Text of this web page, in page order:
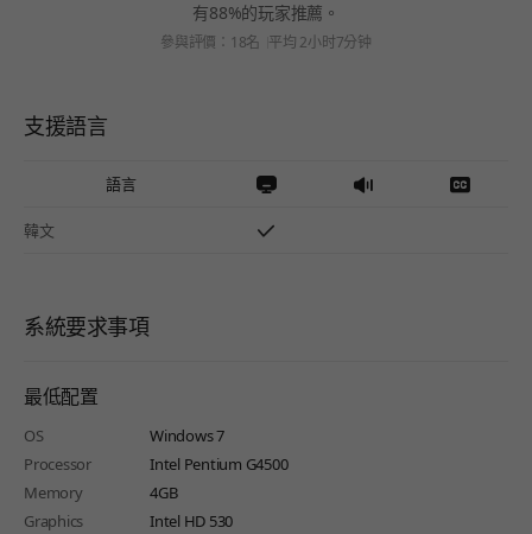
有88%的玩家推薦。
參與評價：18名 平均 2小时7分钟
支援語言
語言
韓文
系統要求事項
最低配置
OS
Windows 7
Processor
Intel Pentium G4500
Memory
4GB
Graphics
Intel HD 530